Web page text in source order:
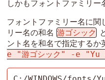
しかもフォントファミリー
フォントファミリー名に関
リー名の和名 游ゴシック
ント名を和名で指定するか
e "游ゴシック" -e "Yu